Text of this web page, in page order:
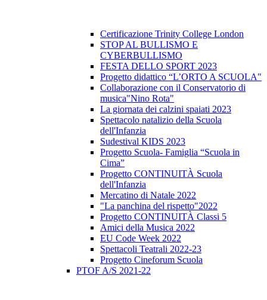
Certificazione Trinity College London
STOP AL BULLISMO E
CYBERBULLISMO
FESTA DELLO SPORT 2023
Progetto didattico “L’ORTO A SCUOLA"
Collaborazione con il Conservatorio di
musica"Nino Rota"
La giornata dei calzini spaiati 2023
Spettacolo natalizio della Scuola
dell'Infanzia
Sudestival KIDS 2023
Progetto Scuola- Famiglia “Scuola in
Cima”
Progetto CONTINUITÀ Scuola
dell'Infanzia
Mercatino di Natale 2022
"La panchina del rispetto"2022
Progetto CONTINUITÀ Classi 5
Amici della Musica 2022
EU Code Week 2022
Spettacoli Teatrali 2022-23
Progetto Cineforum Scuola
PTOF A/S 2021-22